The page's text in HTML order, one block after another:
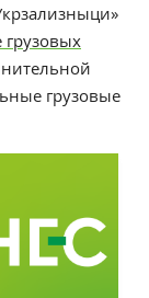
грузовые